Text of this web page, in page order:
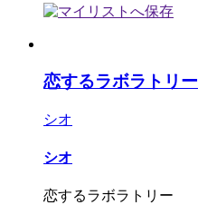
恋するラボラトリー
シオ
シオ
恋するラボラトリー